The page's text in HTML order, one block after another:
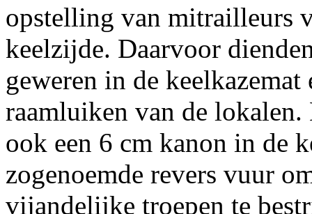
opstelling van mitrailleurs
keelzijde. Daarvoor
geweren in de
raamluiken van de
ook een 6 cm kanon in de
zogenoemde revers vuur
vijandelijke troepen te